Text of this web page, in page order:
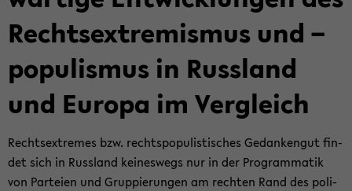
Rechts­ex­tre­mis­mus und –
po­pu­lis­mus in Russ­land
und Eu­ro­pa im Ver­gleich
Rechts­ex­tre­mes bzw. rechts­po­pu­lis­ti­sches Ge­dan­ken­gut fin­
det sich in Russ­land kei­nes­wegs nur in der Pro­gram­ma­tik
von Par­tei­en und Grup­pie­run­gen am rech­ten Rand des po­li­